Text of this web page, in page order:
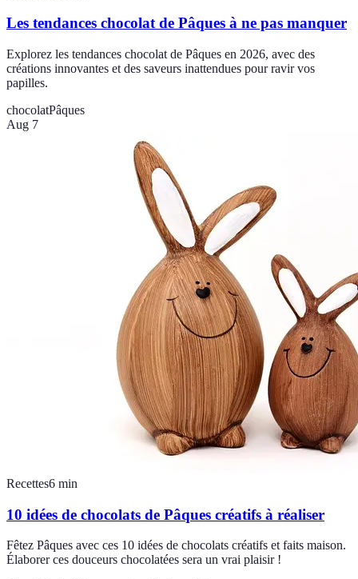
Les tendances chocolat de Pâques à ne pas manquer
Explorez les tendances chocolat de Pâques en 2026, avec des
créations innovantes et des saveurs inattendues pour ravir vos
papilles.
chocolatPâques
Aug 7
Recettes6 min
10 idées de chocolats de Pâques créatifs à réaliser
Fêtez Pâques avec ces 10 idées de chocolats créatifs et faits maison.
Élaborer ces douceurs chocolatées sera un vrai plaisir !